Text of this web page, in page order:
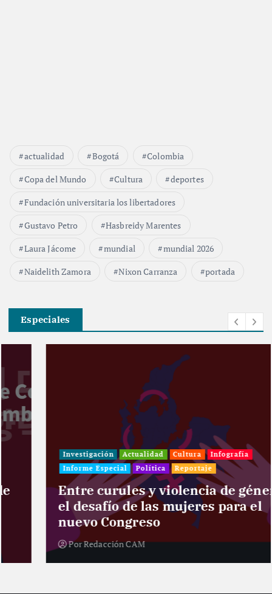
actualidad Bogotá
Colombia
Copa del Mundo
Cultura
deportes
Fundación universitaria los libertadores
Gustavo Petro
Hasbreidy Marentes
Laura Jácome
mundial
mundial 2026
Naidelith Zamora
Nixon Carranza portada
Especiales
Investigación Actualidad Cultura
Infografía
Informe Especial
Política Reportaje
Entre curules y violencia de género:
el desafío de las mujeres para el
nuevo Congreso
Redacción CAM